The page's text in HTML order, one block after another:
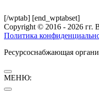
[/wptab] [end_wptabset]
Copyright © 2016 - 2026 гг.
Политика
Ресурсоснабжающая
МЕНЮ: